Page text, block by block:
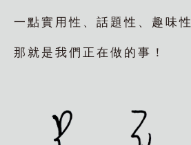
一點實用性、話題性、趣味性
那就是我們正在做的事！